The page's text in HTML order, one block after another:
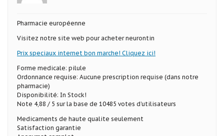
Pharmacie européenne
Visitez notre site web pour acheter neurontin
Prix speciaux internet bon marche! Cliquez ici!
Forme medicale: pilule
Ordonnance requise: Aucune prescription requise (dans notre
pharmacie)
Disponibilité: In Stock!
Note 4,88 / 5 sur la base de 10485 votes d’utilisateurs
Medicaments de haute qualite seulement
Satisfaction garantie